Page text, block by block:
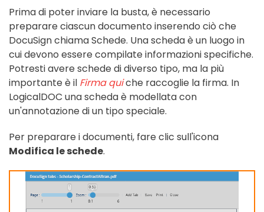
Prima di poter inviare la busta, è necessario
preparare ciascun documento inserendo ciò che
DocuSign chiama Schede. Una scheda è un luogo in
cui devono essere compilate informazioni specifiche.
Potresti avere schede di diverso tipo, ma la più
importante è il Firma quiche raccoglie la firma. In
LogicalDOC una scheda è modellata con
un'annotazione di un tipo speciale.
Per preparare i documenti, fare clic sull'icona
Modifica le schede.